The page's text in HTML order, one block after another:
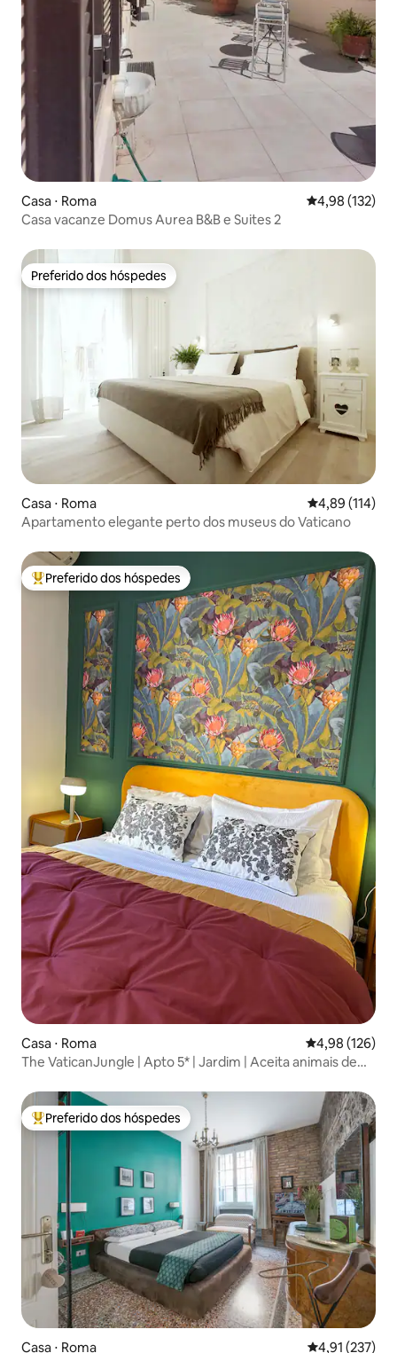
Casa ⋅ Roma 4,98 de uma
4,98 (132)
Casa vacanze Domus Aurea B&B e Suites 2
Preferido dos hóspedes
Preferido dos hóspedes
Casa ⋅ Roma 4,89 de uma
4,89 (114)
Apartamento elegante perto dos museus do Vaticano
Entre os melhores preferidos dos hóspedes
Preferido dos hóspedes
Casa ⋅ Roma 4,98 de uma
4,98 (126)
The VaticanJungle | Apto 5* | Jardim | Aceita animais de
Entre os melhores preferidos dos hóspedes
Preferido dos hóspedes
Casa ⋅ Roma 4,91 de uma
4,91 (237)